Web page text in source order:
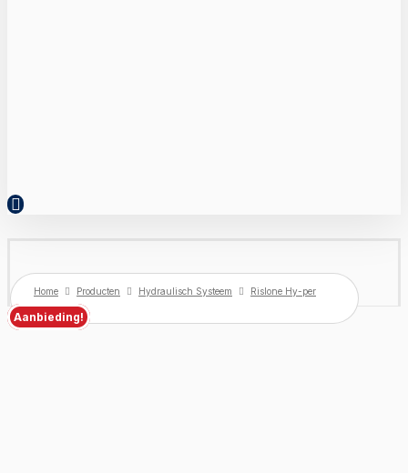
Home Producten Hydraulisch Systeem
Rislone Hy-per
Lube Oil
Aanbieding!